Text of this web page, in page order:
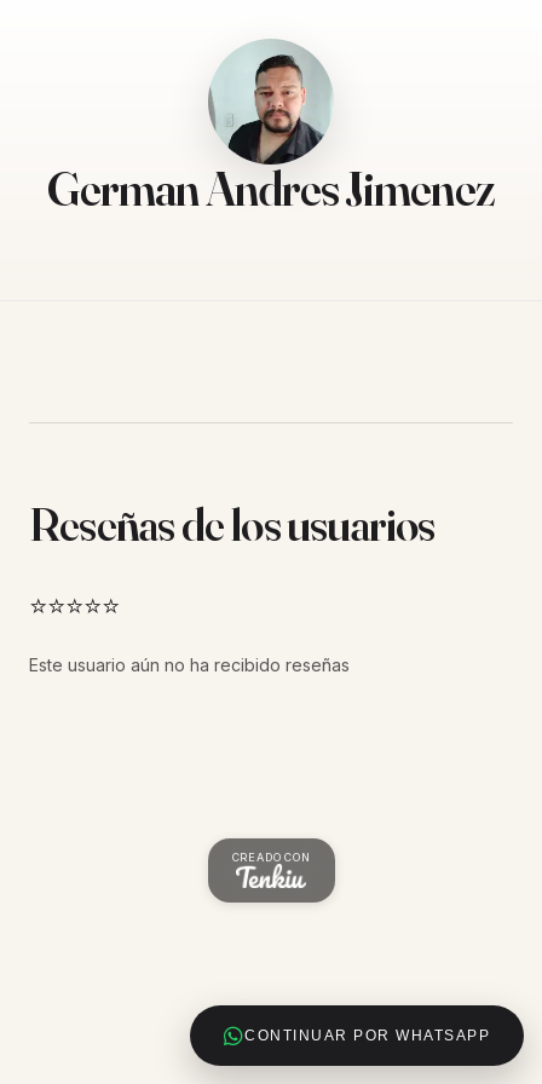
German Andres Jimenez
CONTINUAR POR WHATSAPP
Reseñas de los usuarios
⭐⭐⭐⭐⭐
Este usuario aún no ha recibido reseñas
CREADO CON